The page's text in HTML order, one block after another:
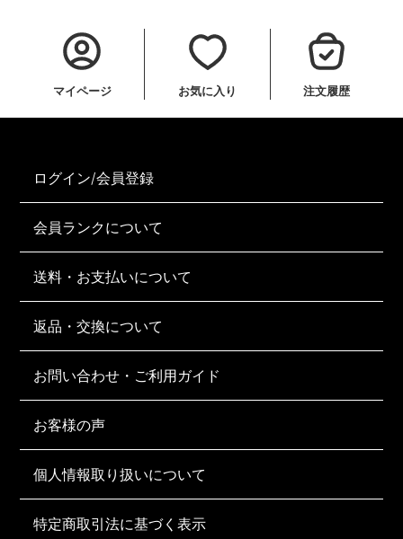
マイページ お気に入り 注文履歴
ログイン/会員登録
会員ランクについて
送料・お支払いについて
返品・交換について
お問い合わせ・ご利用ガイド
お客様の声
個人情報取り扱いについて
特定商取引法に基づく表示